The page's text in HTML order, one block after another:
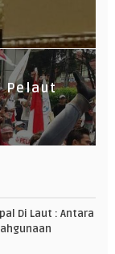
Pelaut
Di Laut : Antara